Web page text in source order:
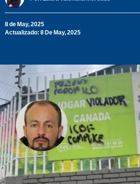
8 de May, 2025
Actualizado: 8 De May, 2025